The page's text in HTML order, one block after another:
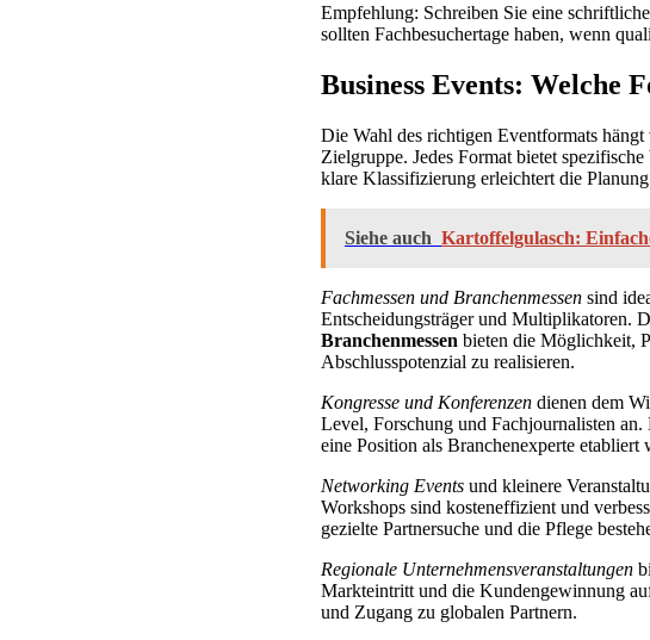
Empfehlung: Schreiben Sie eine schriftliche
sollten Fachbesuchertage haben, wenn
Business Events: Welche
Die Wahl des richtigen Eventformats
Zielgruppe. Jedes Format bietet
klare Klassifizierung erleichtert die
Siehe auch Kartoffelgulasch:
Fachmessen und Branchenmessen sind
Entscheidungsträger und Multiplikatoren.
Branchenmessen bieten die Möglichkeit,
Abschlusspotenzial zu realisieren.
Kongresse und Konferenzen dienen dem
Level, Forschung und Fachjournalisten
eine Position als Branchenexperte etabliert
Networking Events und kleinere
Workshops sind kosteneffizient und
gezielte Partnersuche und die Pflege
Regionale Unternehmensveranstaltungen
Markteintritt und die Kundengewinnung
und Zugang zu globalen Partnern.